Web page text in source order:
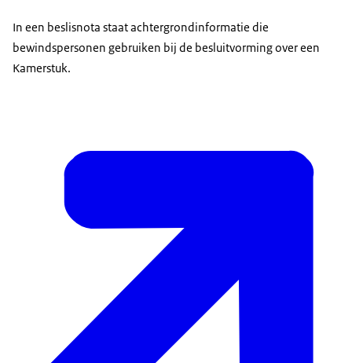
In een beslisnota staat achtergrondinformatie die
bewindspersonen gebruiken bij de besluitvorming over een
Kamerstuk.